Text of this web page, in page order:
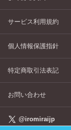
サービス利用規約
個人情報保護指針
特定商取引法表記
お問い合わせ
@iromiraijp